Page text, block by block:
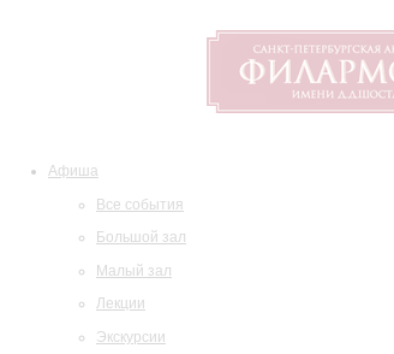
Афиша
Все события
Большой зал
Малый зал
Лекции
Экскурсии